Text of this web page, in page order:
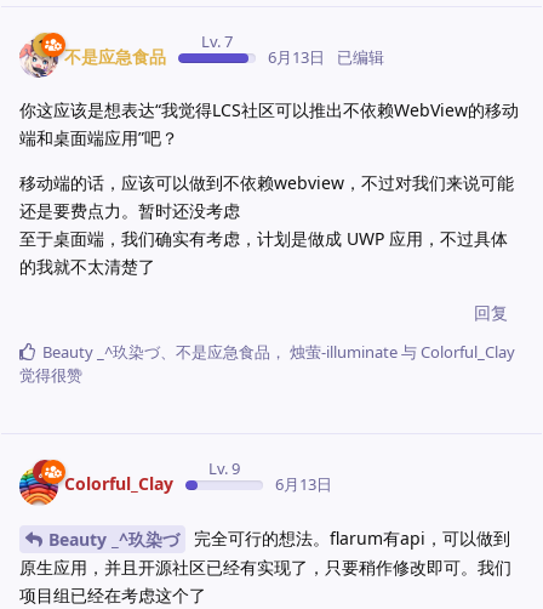
不是应急食品
Lv. 7
6月13日 已编辑
你这应该是想表达“我觉得LCS社区可以推出不依赖WebView的移动
端和桌面端应用”吧？
移动端的话，应该可以做到不依赖webview，不过对我们来说可能
还是要费点力。暂时还没考虑
至于桌面端，我们确实有考虑，计划是做成 UWP 应用，不过具体
的我就不太清楚了
回复
‭Beauty _^玖染づ、 不是应急食品 ， 烛萤-illuminate与Colorful_Clay
觉得很赞
Colorful_Clay
Lv. 9
6月13日
‭Beauty _^玖染づ
完全可行的想法。flarum有api，可以做到
原生应用，并且开源社区已经有实现了，只要稍作修改即可。我们
项目组已经在考虑这个了